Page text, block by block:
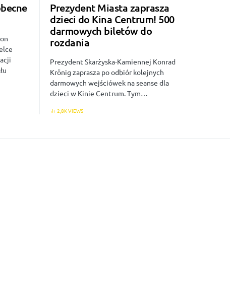
Prezydent Miasta zaprasza
dzieci do Kina Centrum! 500
darmowych biletów do
rozdania
Prezydent Skarżyska-Kamiennej Konrad
Krönig zaprasza po odbiór kolejnych
darmowych wejściówek na seanse dla
dzieci w Kinie Centrum. Tym…
2,8K VIEWS